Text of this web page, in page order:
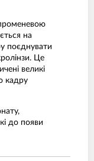
на
поєднувати
Це
великі
кадру
до появи